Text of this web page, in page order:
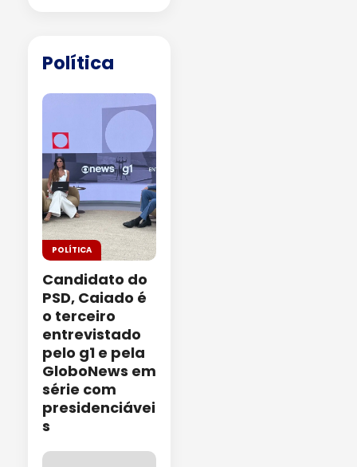
Política
POLÍTICA
Candidato do
PSD, Caiado é
o terceiro
entrevistado
pelo g1 e pela
GloboNews em
série com
presidenciávei
s